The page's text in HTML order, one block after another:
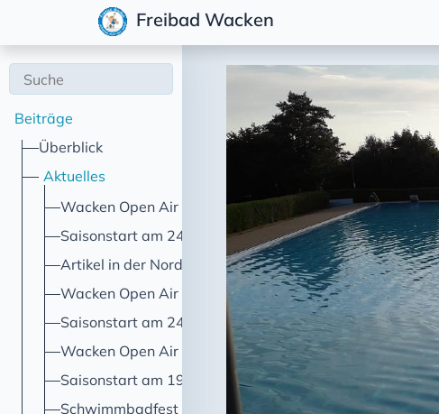
Freibad Wacken
Beiträge
Überblick
Aktuelles
Wacken Open Air 2026
Saisonstart am 24. Mai 2026
Artikel in der Norddeutschen Rundschau
Wacken Open Air 2025
Saisonstart am 24. Mai 2025
Wacken Open Air 2024
Saisonstart am 19. Mai 2024
Schwimmbadfest 8.7.2023